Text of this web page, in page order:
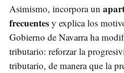
Asimismo, incorpora un
frecuentes y explica los
Gobierno de Navarra ha
tributario: reforzar la
tributario, de manera que la